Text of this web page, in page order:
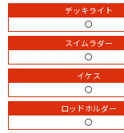
デッキライト
〇
スイムラダー
〇
イケス
〇
ロッドホルダー
〇